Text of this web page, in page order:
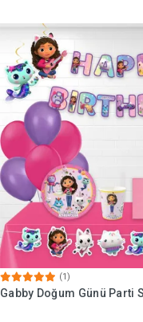
(1)
Gabby Doğum Günü Parti